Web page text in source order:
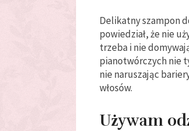
Delikatny szampon
powiedział, że nie
trzeba i nie
pianotwórczych nie
nie naruszając
włosów.
Używam